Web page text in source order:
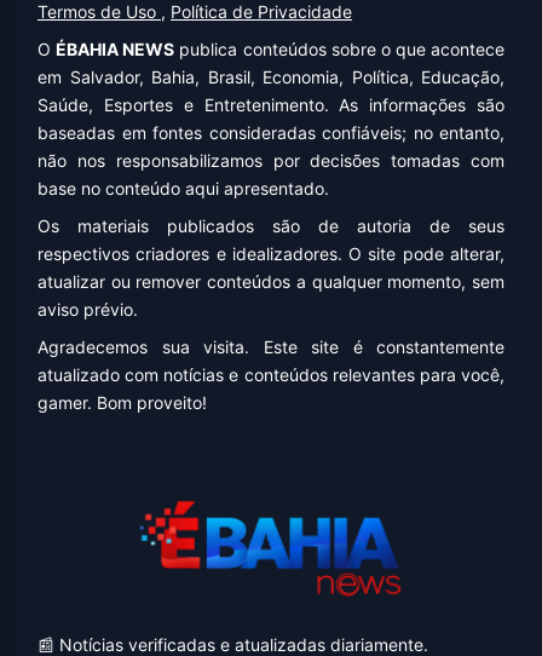
Termos de Uso , Política de Privacidade
OÉBAHIA NEWS publica conteúdos sobre o que acontece
em Salvador, Bahia, Brasil, Economia, Política, Educação,
Saúde, Esportes e Entretenimento. As informações são
baseadas em fontes consideradas confiáveis; no entanto,
não nos responsabilizamos por decisões tomadas com
base no conteúdo aqui apresentado.
Os materiais publicados são de autoria de seus
respectivos criadores e idealizadores. O site pode alterar,
atualizar ou remover conteúdos a qualquer momento, sem
aviso prévio.
Agradecemos sua visita. Este site é constantemente
atualizado com notícias e conteúdos relevantes para você,
gamer. Bom proveito!
📰 Notícias verificadas e atualizadas diariamente.